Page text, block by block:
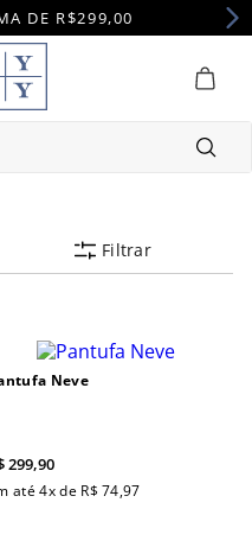
DE R$299,00
Filtrar
Neve
299,90
até4x de R$ 74,97